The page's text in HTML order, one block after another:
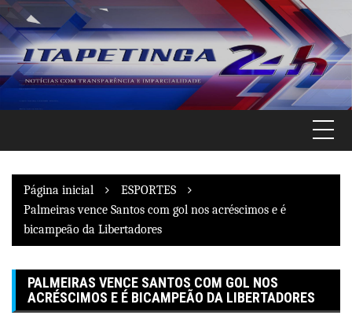
Pular
para
o
conteúdo
Página inicial
ESPORTES
Palmeiras vence Santos com gol nos acréscimos e é
bicampeão da Libertadores
PALMEIRAS VENCE SANTOS COM GOL NOS
ACRÉSCIMOS E É BICAMPEÃO DA LIBERTADORES